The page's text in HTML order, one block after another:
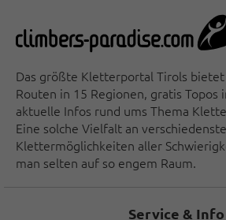
Das größte Kletterportal Tirols
Routen in 15 Regionen, gratis Topos
aktuelle Infos rund ums Thema
Eine solche Vielfalt an
Klettermöglichkeiten aller
man selten auf so engem Raum.
Service & Info